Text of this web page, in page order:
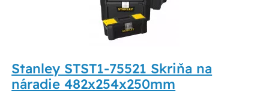
Stanley STST1-75521 Skriňa na
náradie 482x254x250mm